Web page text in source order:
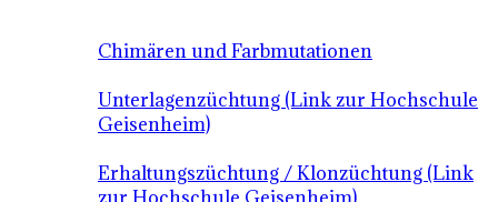
Chimären und Farbmutationen
Unterlagenzüchtung (Link zur Hochschule
Geisenheim)
Erhaltungszüchtung / Klonzüchtung (Link